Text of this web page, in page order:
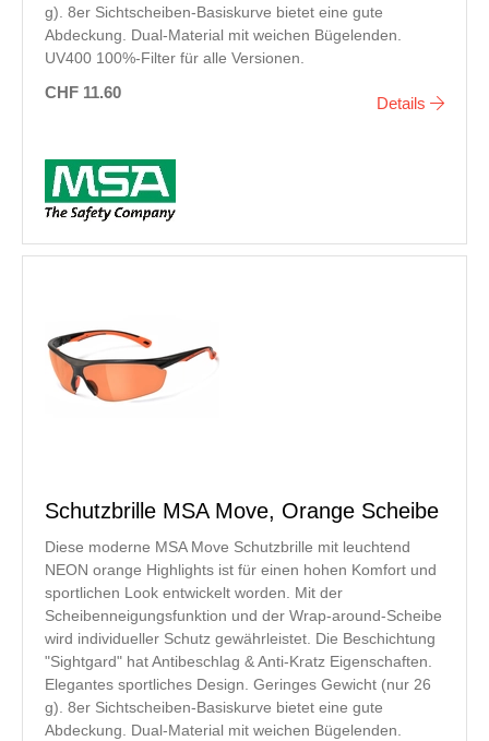
g). 8er Sichtscheiben-Basiskurve bietet eine gute
Abdeckung. Dual-Material mit weichen Bügelenden.
UV400 100%-Filter für alle Versionen.
CHF 11.60
Details
Schutzbrille MSA Move, Orange Scheibe
Diese moderne MSA Move Schutzbrille mit leuchtend
NEON orange Highlights ist für einen hohen Komfort und
sportlichen Look entwickelt worden. Mit der
Scheibenneigungsfunktion und der Wrap-around-Scheibe
wird individueller Schutz gewährleistet. Die Beschichtung
"Sightgard" hat Antibeschlag & Anti-Kratz Eigenschaften.
Elegantes sportliches Design. Geringes Gewicht (nur 26
g). 8er Sichtscheiben-Basiskurve bietet eine gute
Abdeckung. Dual-Material mit weichen Bügelenden.